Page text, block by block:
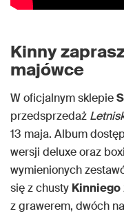
Kinny
majówce
W oficjalnym sklepie
przedsprzedaż
13 maja. Album
wersji deluxe oraz
wymienionych
się z chusty Kinniego
z grawerem, dwóch